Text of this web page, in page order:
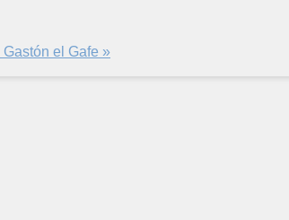
Gastón el Gafe »